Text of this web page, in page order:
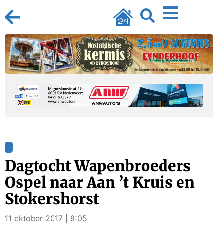
Dagtocht Wapenbroeders
Ospel naar Aan ’t Kruis en
Stokershorst
11 oktober 2017 | 9:05